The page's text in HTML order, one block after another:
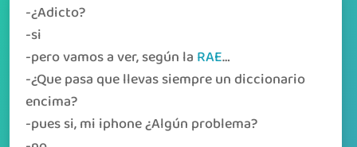
-¿Adicto?
-si
-pero vamos a ver, según la RAE…
-¿Que pasa que llevas siempre un diccionario
encima?
-pues si, mi iphone ¿Algún problema?